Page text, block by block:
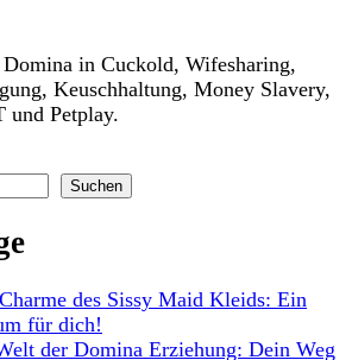
Domina in Cuckold, Wifesharing,
Keuschhaltung, Money Slavery,
und Petplay.
Suchen
des Sissy Maid Kleids: Ein
für dich!
der Domina Erziehung: Dein Weg